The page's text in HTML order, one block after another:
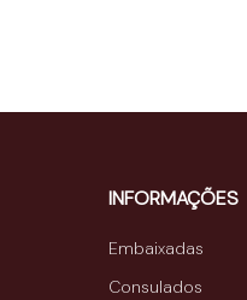
INFORMAÇÕES
Embaixadas
Consulados